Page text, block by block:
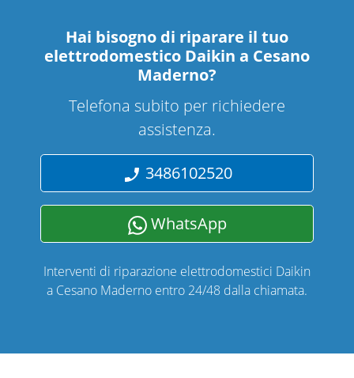
Hai bisogno di riparare il tuo
elettrodomestico Daikin a Cesano
Maderno?
Telefona subito per richiedere
assistenza.
3486102520
WhatsApp
Interventi di riparazione elettrodomestici Daikin
a Cesano Maderno entro 24/48 dalla chiamata.